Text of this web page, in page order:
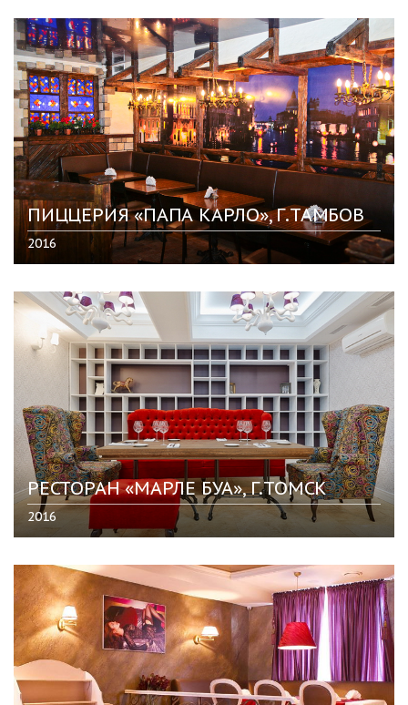
ПИЦЦЕРИЯ «ПАПА КАРЛО», Г.ТАМБОВ
2016
РЕСТОРАН «МАРЛЕ БУА», Г.ТОМСК
2016